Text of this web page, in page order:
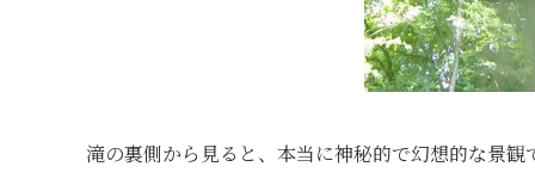
滝の裏側から見ると、本当に神秘的で幻想的な景観